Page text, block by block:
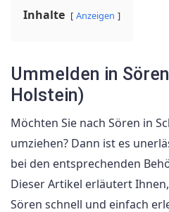
Inhalte Anzeigen
Ummelden in
Holstein)
Möchten Sie nach Sören in
umziehen? Dann ist es
bei den entsprechenden
Dieser Artikel erläutert
Sören schnell und einfach